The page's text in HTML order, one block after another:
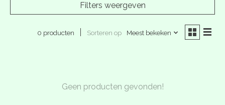
Filters weergeven
0 producten Sorteren op Meest bekeken
Geen producten gevonden!